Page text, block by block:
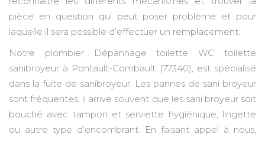
pièce en question qui peut poser problème et pour
laquelle il sera possible d’effectuer un remplacement.
Notre plombier Dépannage toilette WC toilette
sanibroyeur à Pontault-Combault (77340), est spécialisé
dans la fuite de sanibroyeur. Les pannes de sani broyeur
sont fréquentes, il arrive souvent que les sani broyeur soit
bouché avec tampon et serviette hygiénique, lingette
ou autre type d’encombrant. En faisant appel à nous,